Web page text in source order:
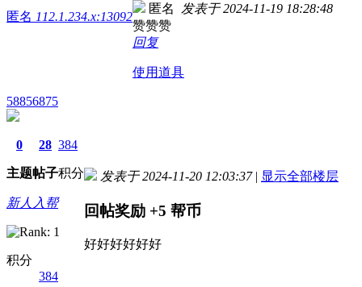
匿名 112.1.234.x:13092
匿名 发表于 2024-11-19 18:28:48
赞赞赞
回复
使用道具
58856875
0
主题
28
帖子
384
积分
新人入帮
积分
384
发表于 2024-11-20 12:03:37 | 显示全部楼层
回帖奖励 +5 帮币
好好好好好好